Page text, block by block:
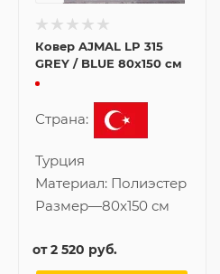
Ковер AJMAL LP 315
GREY / BLUE 80x150 см
Страна:
Турция
Материал: Полиэстер
Размер—80x150 см
от2 520 руб.